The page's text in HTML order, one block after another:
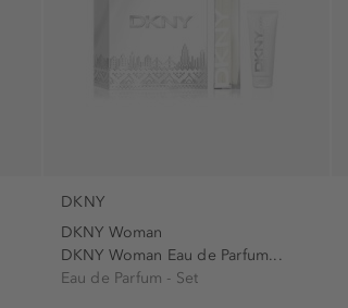
DKNY
DKNY Woman
DKNY Woman Eau de Parfum...
Eau de Parfum - Set